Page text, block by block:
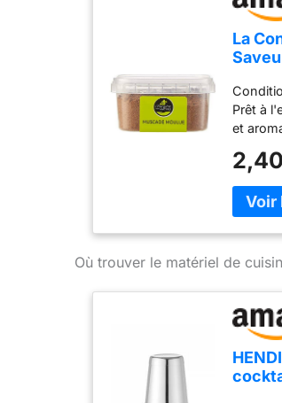
La
Prêt à
et
Où trouver le matériel de